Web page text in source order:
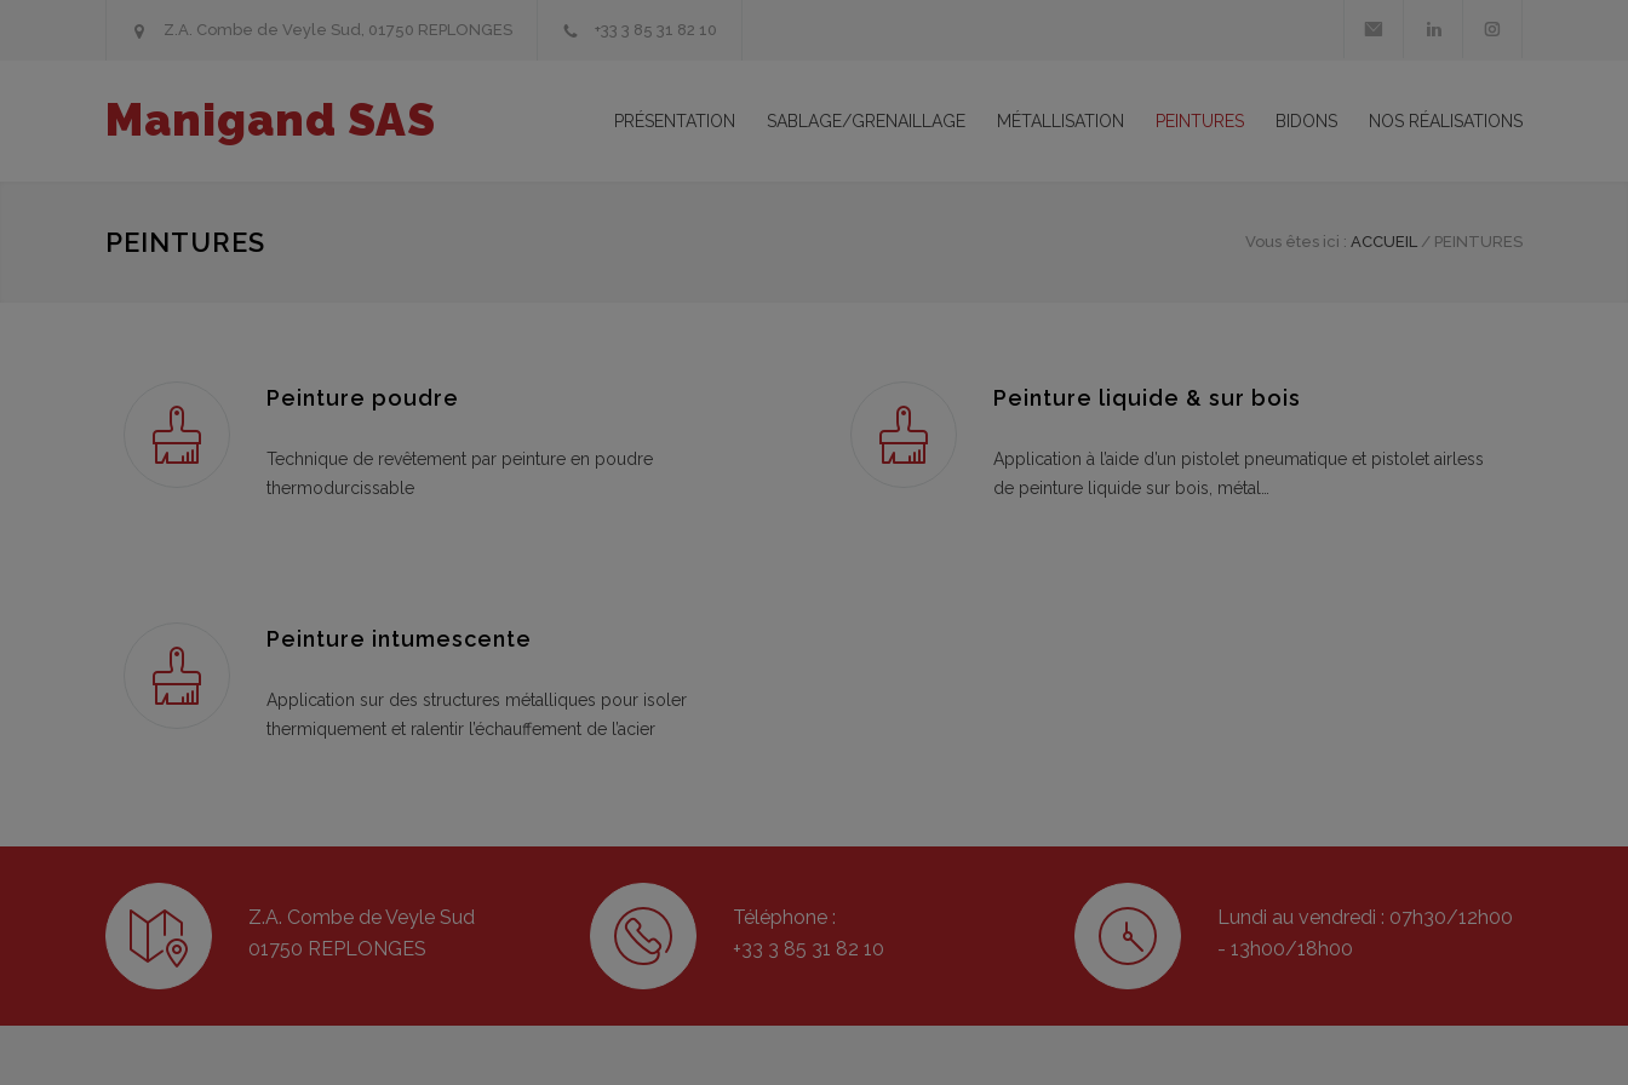
Z.A. Combe de Veyle Sud, 01750 REPLONGES +33 3 85 31 82 10
Manigand SAS PRÉSENTATION SABLAGE/GRENAILLAGE MÉTALLISATION PEINTURES BIDONS NOS RÉALISATIONS
PEINTURES Vous êtes ici : ACCUEIL / PEINTURES
Peinture poudre
Technique de revêtement par peinture en poudre
thermodurcissable
Peinture liquide & sur bois
Application à l’aide d’un pistolet pneumatique et pistolet airless
de peinture liquide sur bois, métal…
Peinture intumescente
Application sur des structures métalliques pour isoler
thermiquement et ralentir l’échauffement de l’acier
Z.A. Combe de Veyle Sud
01750 REPLONGES
Téléphone :
+33 3 85 31 82 10
Lundi au vendredi : 07h30/12h00
- 13h00/18h00